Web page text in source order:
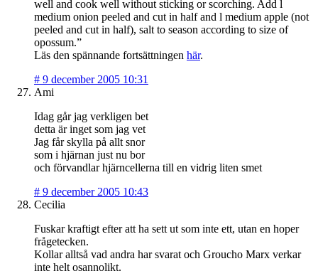
well and cook well without sticking or scorching. Add l
medium onion peeled and cut in half and l medium apple (not
peeled and cut in half), salt to season according to size of
opossum.”
Läs den spännande fortsättningen här.
# 9 december 2005 10:31
Ami
Idag går jag verkligen bet
detta är inget som jag vet
Jag får skylla på allt snor
som i hjärnan just nu bor
och förvandlar hjärncellerna till en vidrig liten smet
# 9 december 2005 10:43
Cecilia
Fuskar kraftigt efter att ha sett ut som inte ett, utan en hoper
frågetecken.
Kollar alltså vad andra har svarat och Groucho Marx verkar
inte helt osannolikt.